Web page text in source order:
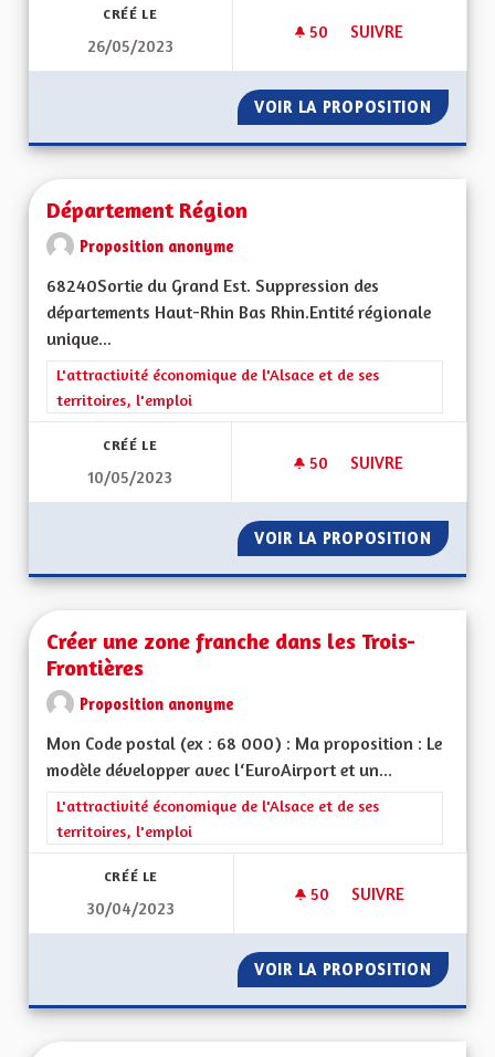
CRÉÉ LE
26/05/2023
50 50 ABONNÉS
SUIVRE
VOIR LA PROPOSITION
Département Région
Proposition anonyme
68240Sortie du Grand Est. Suppression des
départements Haut-Rhin Bas Rhin.Entité régionale
unique...
Filtrer les résultats de la catégorie : L'attractivité
L'attractivité économique de l'Alsace et de ses
territoires, l'emploi
CRÉÉ LE
10/05/2023
50 50 ABONNÉS
SUIVRE
VOIR LA PROPOSITION
Créer une zone franche dans les Trois-
Frontières
Proposition anonyme
Mon Code postal (ex : 68 000) : Ma proposition : Le
modèle développer avec l‘EuroAirport et un...
Filtrer les résultats de la catégorie : L'attractivité
L'attractivité économique de l'Alsace et de ses
territoires, l'emploi
CRÉÉ LE
30/04/2023
50 50 ABONNÉS
SUIVRE
VOIR LA PROPOSITION